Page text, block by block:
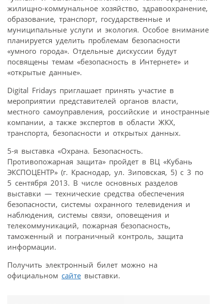
жилищно-коммунальное хозяйство, здравоохранение,
образование, транспорт, государственные и
муниципальные услуги и экология. Особое внимание
планируется уделить проблемам безопасности
«умного города». Отдельные дискуссии будут
посвящены темам «безопасность в Интернете» и
«открытые данные».
Digital Fridays приглашает принять участие в
мероприятии представителей органов власти,
местного самоуправления, российские и иностранные
компании, а также экспертов в области ЖКХ,
транспорта, безопасности и открытых данных.
5-я выставка «Охрана. Безопасность.
Противопожарная защита» пройдет в ВЦ «Кубань
ЭКСПОЦЕНТР» (г. Краснодар, ул. Зиповская, 5) с 3 по
5 сентября 2013. В числе основных разделов
выставки — технические средства обеспечения
безопасности, системы охранного телевидения и
наблюдения, системы связи, оповещения и
телекоммуникаций, пожарная безопасность,
таможенный и пограничный контроль, защита
информации.
Получить электронный билет можно на
официальном сайте выставки.